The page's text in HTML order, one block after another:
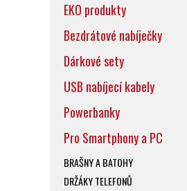
EKO produkty
Bezdrátové nabíječky
Dárkové sety
USB nabíjecí kabely
Powerbanky
Pro Smartphony a PC
BRAŠNY A BATOHY
DRŽÁKY TELEFONŮ